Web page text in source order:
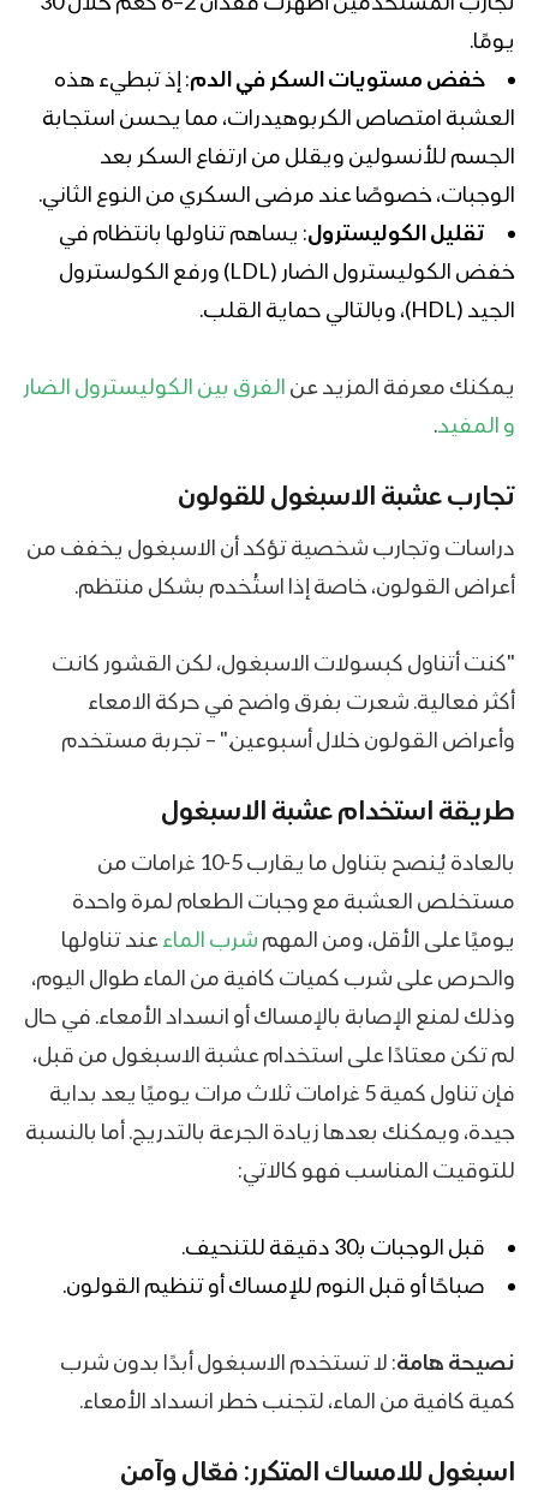
يومًا.
خفض مستويات السكر في الدم: إذ تبطيء هذه
العشبة امتصاص الكربوهيدرات، مما يحسن استجابة
الجسم للأنسولين ويقلل من ارتفاع السكر بعد
الوجبات، خصوصًا عند مرضى السكري من النوع الثاني.
تقليل الكوليسترول: يساهم تناولها بانتظام في
خفض الكوليسترول الضار (LDL) ورفع الكولسترول
الجيد (HDL)، وبالتالي حماية القلب.
يمكنك معرفة المزيد عن الفرق بين الكوليسترول الضار
و المفيد.
تجارب عشبة الاسبغول للقولون
دراسات وتجارب شخصية تؤكد أن الاسبغول يخفف من
أعراض القولون، خاصة إذا استُخدم بشكل منتظم.
"كنت أتناول كبسولات الاسبغول، لكن القشور كانت
أكثر فعالية. شعرت بفرق واضح في حركة الامعاء
وأعراض القولون خلال أسبوعين." – تجربة مستخدم
طريقة استخدام عشبة الاسبغول
بالعادة يُنصح بتناول ما يقارب 5-10 غرامات من
مستخلص العشبة مع وجبات الطعام لمرة واحدة
يوميًا على الأقل، ومن المهم شرب الماءعند تناولها
والحرص على شرب كميات كافية من الماء طوال اليوم،
وذلك لمنع الإصابة بالإمساك أو انسداد الأمعاء. في حال
لم تكن معتادًا على استخدام عشبة الاسبغول من قبل،
فإن تناول كمية 5 غرامات ثلاث مرات يوميًا يعد بداية
جيدة، ويمكنك بعدها زيادة الجرعة بالتدريج. أما بالنسبة
للتوقيت المناسب فهو كالاتي:
قبل الوجبات بـ30 دقيقة للتنحيف.
صباحًا أو قبل النوم للإمساك أو تنظيم القولون.
نصيحة هامة: لا تستخدم الاسبغول أبدًا بدون شرب
كمية كافية من الماء، لتجنب خطر انسداد الأمعاء.
اسبغول للامساك المتكرر: فعّال وآمن